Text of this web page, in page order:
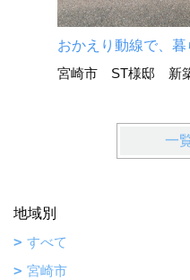
おかえり動線で、
宮崎市 ST様邸 新
一
地域別
すべて
宮崎市